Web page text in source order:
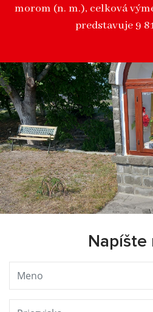
morom (n. m.), celková
predstavuje 9
Napíšte